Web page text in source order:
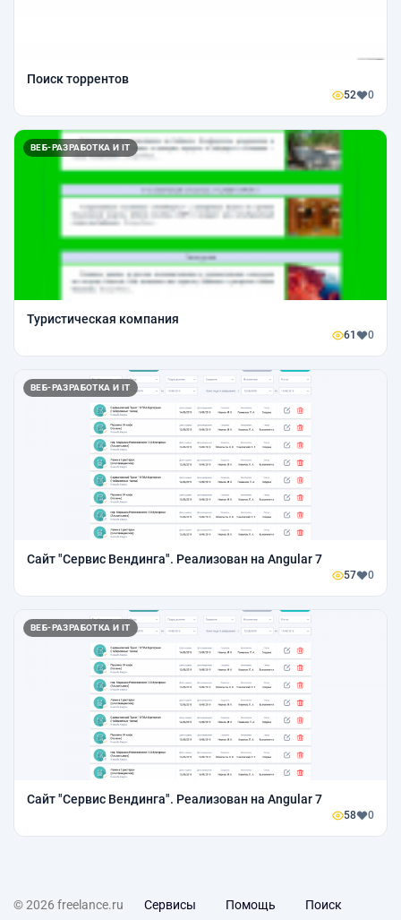
Поиск торрентов
52 0
ВЕБ-РАЗРАБОТКА И IT
Туристическая компания
61 0
ВЕБ-РАЗРАБОТКА И IT
Сайт "Сервис Вендинга". Реализован на Angular 7
57 0
ВЕБ-РАЗРАБОТКА И IT
Сайт "Сервис Вендинга". Реализован на Angular 7
58 0
© 2026 freelance.ru Сервисы Помощь Поиск